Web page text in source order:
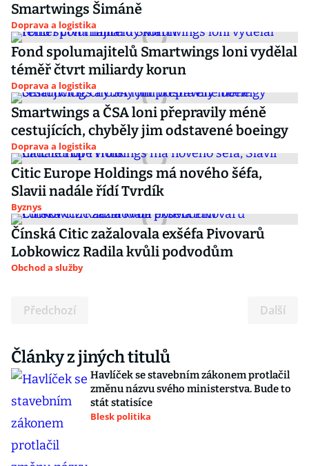
Smartwings Šimáně
Doprava a logistika
Fond spolumajitelů Smartwings loni vydělal
téměř čtvrt miliardy korun
Doprava a logistika
Smartwings a ČSA loni přepravily méně
cestujících, chyběly jim odstavené boeingy
Doprava a logistika
Citic Europe Holdings má nového šéfa,
Slavii nadále řídí Tvrdík
Byznys
Čínská Citic zažalovala exšéfa Pivovarů
Lobkowicz Radila kvůli podvodům
Obchod a služby
Předchozí Další
Články z jiných titulů
Havlíček se stavebním zákonem protlačil
změnu názvu svého ministerstva. Bude to
stát statisíce
Blesk politika